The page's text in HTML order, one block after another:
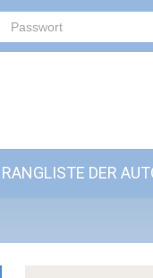
RANGLISTE DER